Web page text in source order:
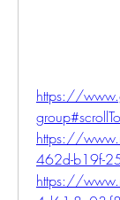
https://
https://
462d-b19f-
https://